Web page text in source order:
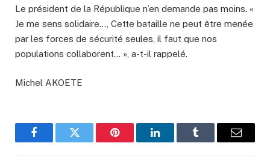
Le président de la République n’en demande pas moins. «
Je me sens solidaire…, Cette bataille ne peut être menée
par les forces de sécurité seules, il faut que nos
populations collaborent… », a-t-il rappelé.
Michel AKOETE
FacebookTwitter Pinterest LinkedInTumblr Email